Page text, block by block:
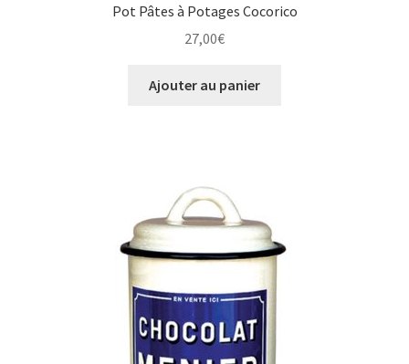
Pot Pâtes à Potages Cocorico
27,00€
Ajouter au panier